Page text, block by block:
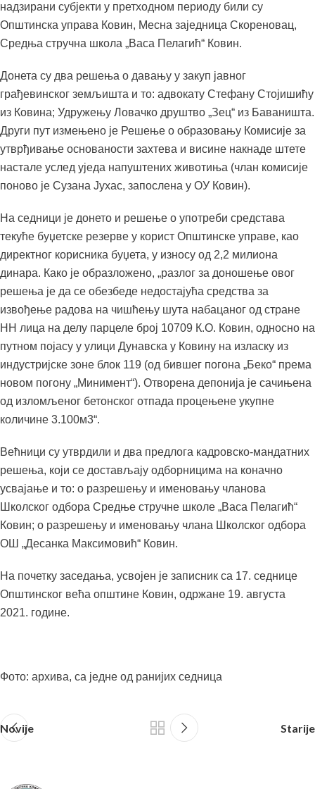
надзирани субјекти у претходном периоду били су
Општинска управа Ковин, Месна заједница Скореновац,
Средња стручна школа „Васа Пелагић“ Ковин.
Донета су два решења о давању у закуп јавног
грађевинског земљишта и то: адвокату Стефану Стојишићу
из Ковина; Удружењу Ловачко друштво „Зец“ из Баваништа.
Други пут измењено је Решење о образовању Комисије за
утврђивање основаности захтева и висине накнаде штете
настале услед уједа напуштених животиња (члан комисије
поново је Сузана Јухас, запослена у ОУ Ковин).
На седници је донето и решење о употреби средстава
текуће буџетске резерве у корист Општинске управе, као
директног корисника буџета, у износу од 2,2 милиона
динара. Како је образложено, „разлог за доношење овог
решења је да се обезбеде недостајућа средства за
извођење радова на чишћењу шута набацаног од стране
НН лица на делу парцеле број 10709 К.О. Ковин, односно на
путном појасу у улици Дунавска у Ковину на изласку из
индустријске зоне блок 119 (од бившег погона „Беко“ према
новом погону „Минимент“). Отворена депонија је сачињена
од изломљеног бетонског отпада процењене укупне
количине 3.100м3“.
Већници су утврдили и два предлога кадровско-мандатних
решења, који се достављају одборницима на коначно
усвајање и то: о разрешењу и именовању чланова
Школског одбора Средње стручне школе „Васа Пелагић“
Ковин; о разрешењу и именовању члана Школског одбора
ОШ „Десанка Максимовић“ Ковин.
На почетку заседања, усвојен је записник са 17. седнице
Општинског већа општине Ковин, одржане 19. августа
2021. године.
Фото: архива, са једне од ранијих седница
Novije Starije